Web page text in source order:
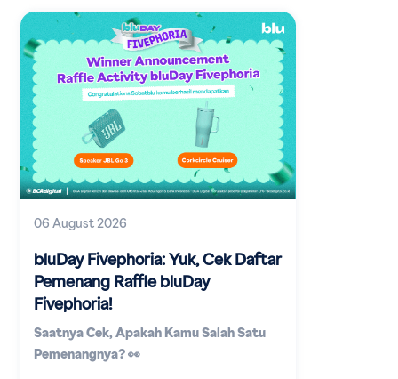
06 August 2026
bluDay Fivephoria: Yuk, Cek Daftar
Pemenang Raffle bluDay
Fivephoria!
Saatnya Cek, Apakah Kamu Salah Satu
Pemenangnya? 👀